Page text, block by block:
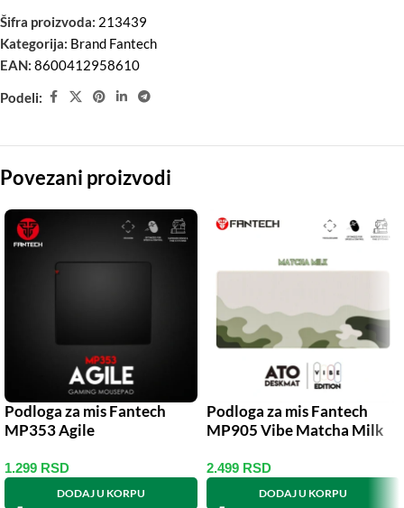
Šifra proizvoda: 213439
Kategorija: Brand Fantech
EAN: 8600412958610
Podeli:
Povezani proizvodi
Podloga za mis Fantech
MP353 Agile
1.299 RSD
DODAJ U KORPU
Podloga za mis Fantech
MP905 Vibe Matcha Milk
2.499 RSD
DODAJ U KORPU